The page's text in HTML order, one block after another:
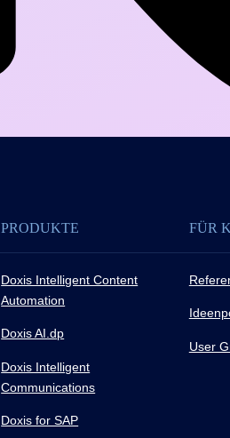
PRODUKTE
Doxis Intelligent Content
Automation
Doxis AI.dp
Doxis Intelligent
Communications
Doxis for SAP
FÜR
User